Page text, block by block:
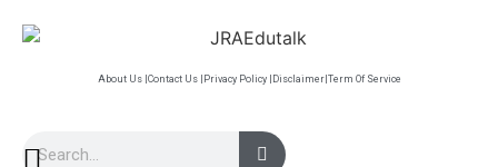
About Us | Contact Us | Privacy Policy | Disclaimer| Term Of Service